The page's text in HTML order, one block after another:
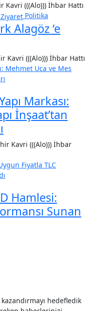
Kavri (((Alo))) İhbar Hattı
Politika
Alagöz ‘e
Kavri (((Alo))) İhbar Hattı
Markası:
İnşaat’tan
Kavri (((Alo))) İhbar
Hamlesi:
Sunan
hedefledik